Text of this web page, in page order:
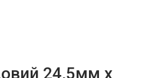
24,5мм х